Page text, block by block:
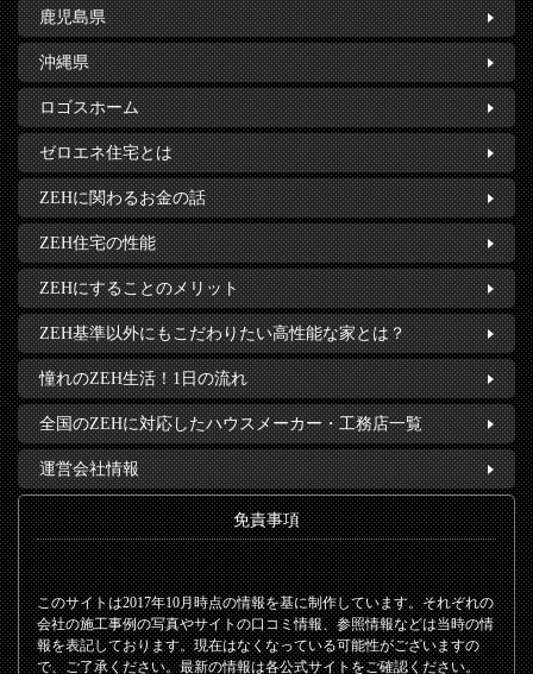
鹿児島県
沖縄県
ロゴスホーム
ゼロエネ住宅とは
ZEHに関わるお金の話
ZEH住宅の性能
ZEHにすることのメリット
ZEH基準以外にもこだわりたい高性能な家とは？
憧れのZEH生活！1日の流れ
全国のZEHに対応したハウスメーカー・工務店一覧
運営会社情報
免責事項
このサイトは2017年10月時点の情報を基に制作しています。それぞれの
会社の施工事例の写真やサイトの口コミ情報、参照情報などは当時の情
報を表記しております。現在はなくなっている可能性がございますの
で、ご了承ください。最新の情報は各公式サイトをご確認ください。